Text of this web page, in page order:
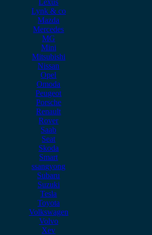
Lexus
Lynk & co
Mazda
Mercedes
MG
Mini
Mitsubishi
Nissan
Opel
Omoda
Peugeot
Porsche
Renault
Rover
Saab
Seat
Skoda
Smart
ssangyong
Subaru
Suzuki
Tesla
Toyota
Volkswagen
Volvo
Xev